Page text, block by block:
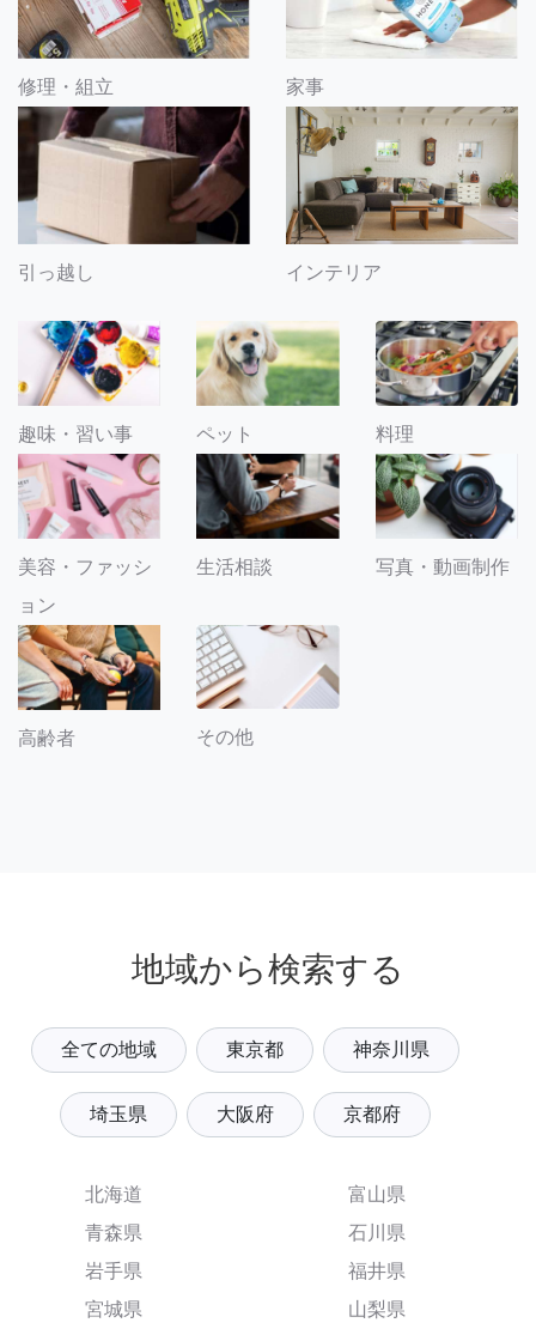
修理・組立 家事
引っ越し インテリア
趣味・習い事 ペット 料理
美容・ファッシ
ョン
生活相談 写真・動画制作
高齢者 その他
地域から検索する
全ての地域 東京都 神奈川県
埼玉県 大阪府 京都府
北海道
青森県
岩手県
宮城県
富山県
石川県
福井県
山梨県